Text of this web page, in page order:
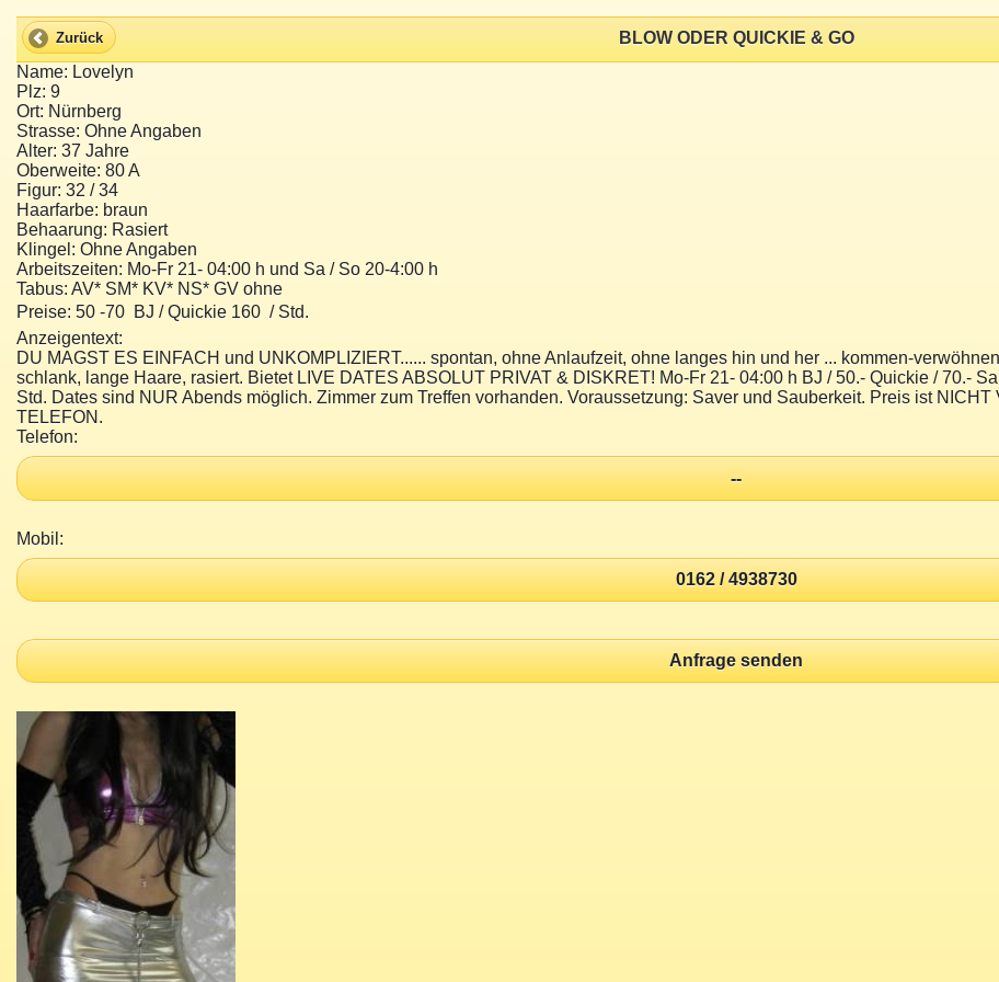
Zurück
BLOW ODER QUICKIE & GO
Name: Lovelyn
Plz: 9
Ort: Nürnberg
Strasse: Ohne Angaben
Alter: 37 Jahre
Oberweite: 80 A
Figur: 32 / 34
Haarfarbe: braun
Behaarung: Rasiert
Klingel: Ohne Angaben
Arbeitszeiten: Mo-Fr 21- 04:00 h und Sa / So 20-4:00 h
Tabus: AV* SM* KV* NS* GV ohne
Preise: 50 -70  BJ / Quickie 160  / Std.
Anzeigentext:
DU MAGST ES EINFACH und UNKOMPLIZIERT...... spontan, ohne Anlaufzeit, ohne langes hin und her ... kommen-
schlank, lange Haare, rasiert. Bietet LIVE DATES ABSOLUT PRIVAT & DISKRET! Mo-Fr 21- 04:00 h BJ / 50.- Quickie / 70.-
Std. Dates sind NUR Abends möglich. Zimmer zum Treffen vorhanden. Voraussetzung: Saver und Sauberkeit. Preis ist
TELEFON.
Telefon:
--
Mobil:
0162 / 4938730
Anfrage senden